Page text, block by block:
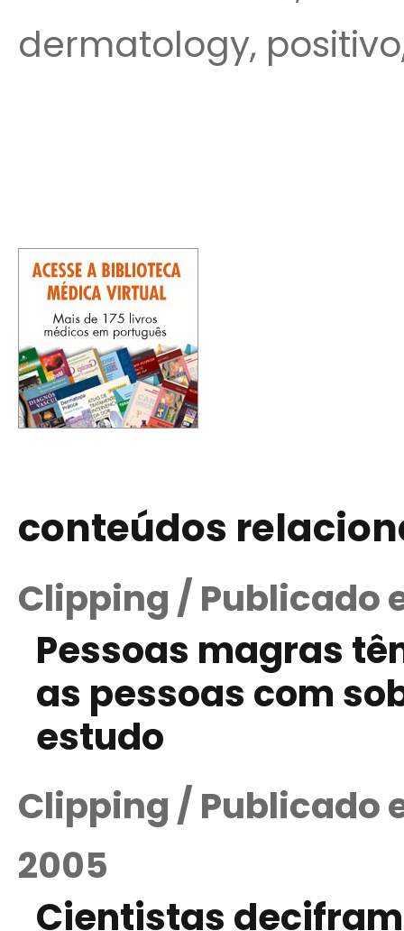
dermatology,
conteúdos
Clipping / Publicado
Pessoas magras
as pessoas com
estudo
Clipping / Publicado
2005
Cientistas decifram